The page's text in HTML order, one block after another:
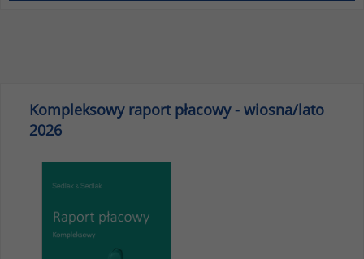
Kompleksowy raport płacowy - wiosna/lato
2026